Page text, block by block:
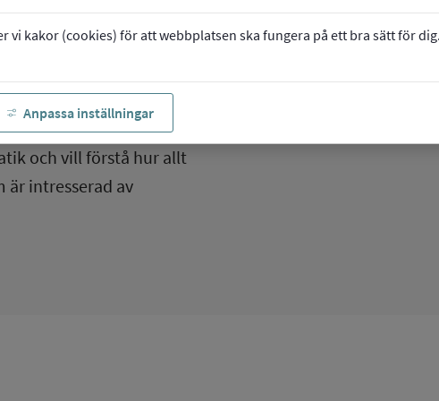
vi kakor (cookies) för att webbplatsen ska fungera på ett bra sätt för
Anpassa inställningar
och vill förstå hur allt
är intresserad av